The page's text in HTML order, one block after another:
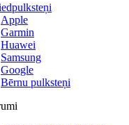
Apple
Garmin
Huawei
Samsung
Google
Bērnu pulksteņi